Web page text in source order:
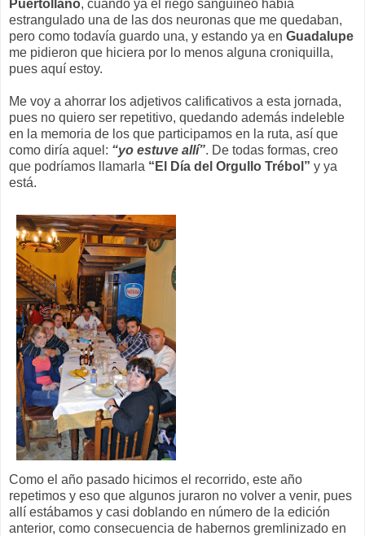
Puertollano, cuando ya el riego sanguíneo había
estrangulado una de las dos neuronas que me quedaban,
pero como todavía guardo una, y estando ya en Guadalupe
me pidieron que hiciera por lo menos alguna croniquilla,
pues aquí estoy.
Me voy a ahorrar los adjetivos calificativos a esta jornada,
pues no quiero ser repetitivo, quedando además indeleble
en la memoria de los que participamos en la ruta, así que
como diría aquel: “yo estuve allí”. De todas formas, creo
que podríamos llamarla “El Día del Orgullo Trébol” y ya
está.
Como el año pasado hicimos el recorrido, este año
repetimos y eso que algunos juraron no volver a venir, pues
allí estábamos y casi doblando en número de la edición
anterior, como consecuencia de habernos gremlinizado en